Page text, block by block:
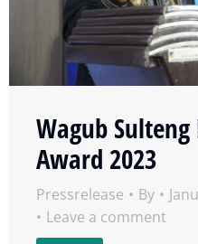
Wagub Sulteng
Award 2023
Pressrelease By
Leave a comment